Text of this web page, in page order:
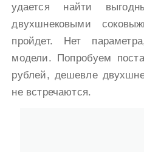
удается найти
двухшнековыми
пройдет. Нет
модели. Попробуем
рублей, дешевле
не встречаются.